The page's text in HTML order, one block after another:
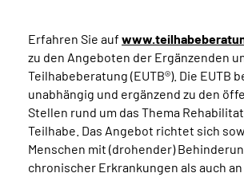
Erfahren Sie auf
zu den Angeboten der Ergänzenden
Teilhabeberatung (EUTB®). Die EUTB
unabhängig und ergänzend zu den
Stellen rund um das Thema
Teilhabe. Das Angebot richtet sich
Menschen mit (drohender)
chronischer Erkrankungen als auch